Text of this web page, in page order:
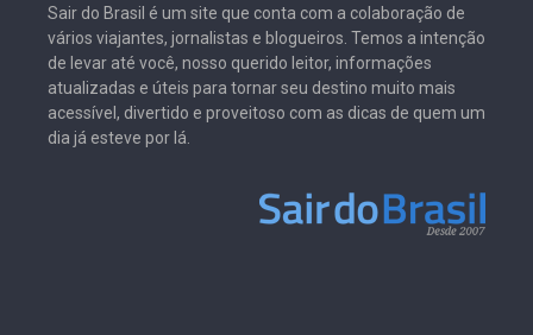
Sair do Brasil é um site que conta com a colaboração de
vários viajantes, jornalistas e blogueiros. Temos a intenção
de levar até você, nosso querido leitor, informações
atualizadas e úteis para tornar seu destino muito mais
acessível, divertido e proveitoso com as dicas de quem um
dia já esteve por lá.